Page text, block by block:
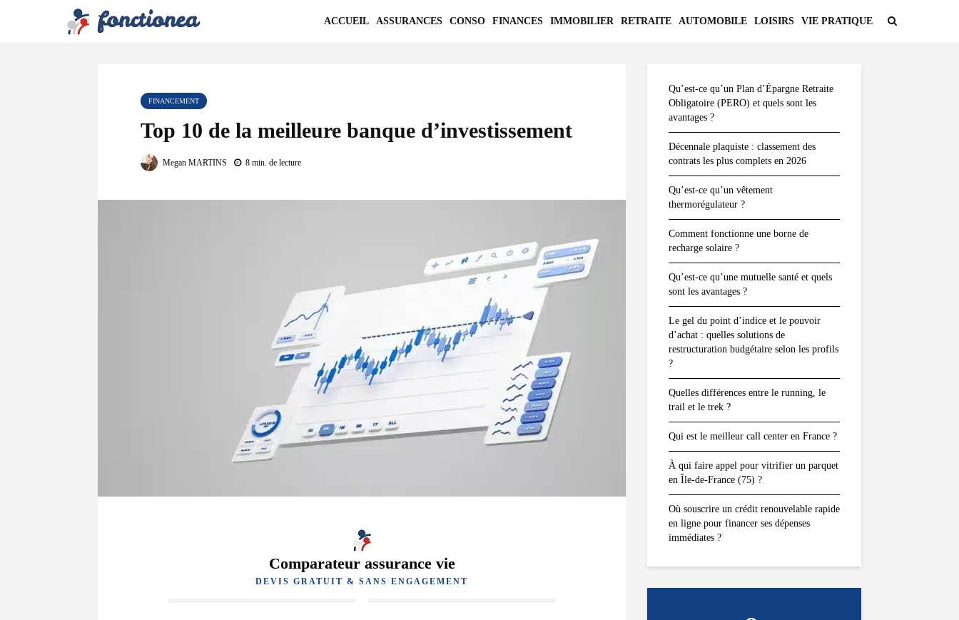
ACCUEIL ASSURANCES CONSO FINANCES IMMOBILIER RETRAITE AUTOMOBILE LOISIRS VIE PRATIQUE
FINANCEMENT
Top 10 de la meilleure banque d’investissement
Megan MARTINS 8 min. de lecture
Comparateur assurance vie
DEVIS GRATUIT & SANS ENGAGEMENT
Qu’est-ce qu’un Plan d’Épargne Retraite
Obligatoire (PERO) et quels sont les
avantages ?
Décennale plaquiste : classement des
contrats les plus complets en 2026
Qu’est-ce qu’un vêtement
thermorégulateur ?
Comment fonctionne une borne de
recharge solaire ?
Qu’est-ce qu’une mutuelle santé et quels
sont les avantages ?
Le gel du point d’indice et le pouvoir
d’achat : quelles solutions de
restructuration budgétaire selon les profils
?
Quelles différences entre le running, le
trail et le trek ?
Qui est le meilleur call center en France ?
À qui faire appel pour vitrifier un parquet
en Île-de-France (75) ?
Où souscrire un crédit renouvelable rapide
en ligne pour financer ses dépenses
immédiates ?